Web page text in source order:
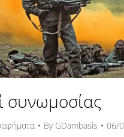
συνωμοσίας
By GDambasis
06/